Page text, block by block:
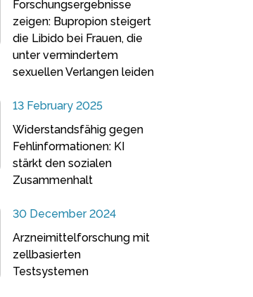
Forschungsergebnisse
zeigen: Bupropion steigert
die Libido bei Frauen, die
unter vermindertem
sexuellen Verlangen leiden
13 February 2025
Widerstandsfähig gegen
Fehlinformationen: KI
stärkt den sozialen
Zusammenhalt
30 December 2024
Arzneimittelforschung mit
zellbasierten
Testsystemen